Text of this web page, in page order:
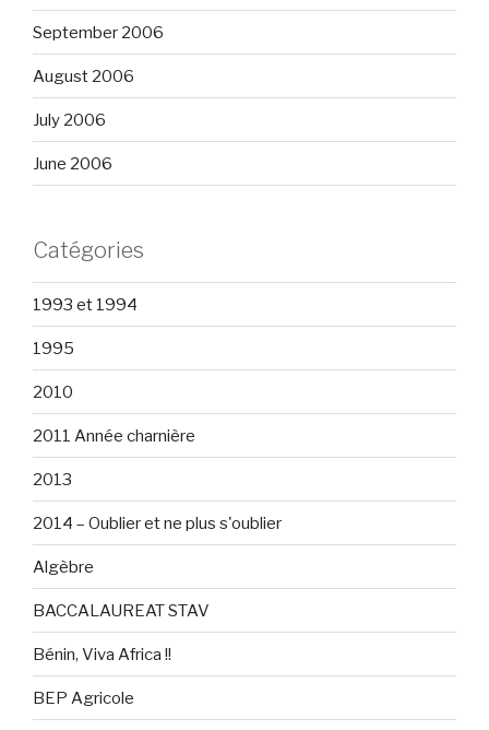
September 2006
August 2006
July 2006
June 2006
Catégories
1993 et 1994
1995
2010
2011 Année charnière
2013
2014 – Oublier et ne plus s'oublier
Algèbre
BACCALAUREAT STAV
Bénin, Viva Africa !!
BEP Agricole